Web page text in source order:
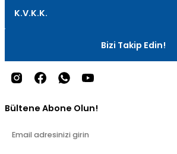
K.V.K.K.
Bizi Takip Edin!
Bültene Abone Olun!